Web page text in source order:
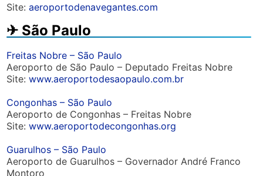
Site:aeroportodenavegantes.com
✈︎ São Paulo
Freitas Nobre – São Paulo
Aeroporto de São Paulo – Deputado Freitas Nobre
Site:www.aeroportodesaopaulo.com.br
Congonhas – São Paulo
Aeroporto de Congonhas – Freitas Nobre
Site:www.aeroportodecongonhas.org
Guarulhos – São Paulo
Aeroporto de Guarulhos – Governador André Franco
Montoro